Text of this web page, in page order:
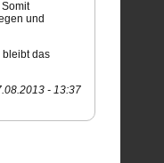
und
bleibt das
- 13:37